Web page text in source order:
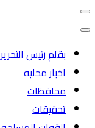
بقلم رئيس التحرير
اخبار محليه
محافظات
تحقيقات